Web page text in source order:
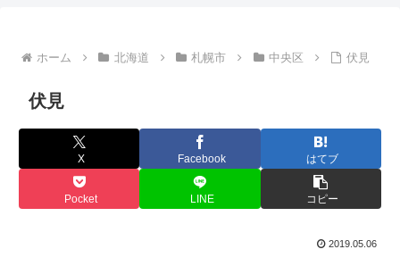
ホーム 北海道 札幌市 中央区 伏見
伏見
X Facebook はてブ
Pocket LINE コピー
2019.05.06